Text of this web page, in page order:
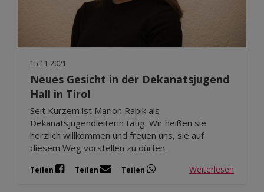
15.11.2021
Neues Gesicht in der Dekanatsjugend
Hall in Tirol
Seit Kurzem ist Marion Rabik als
Dekanatsjugendleiterin tätig. Wir heißen sie
herzlich willkommen und freuen uns, sie auf
diesem Weg vorstellen zu dürfen.
Teilen Teilen Teilen Weiterlesen